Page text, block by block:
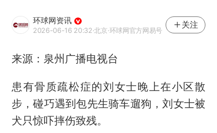
环球网资讯
2026-06-16 20:32·北京·环球网官方网易号
关注
来源：泉州广播电视台
患有骨质疏松症的刘女士晚上在小区散
步，碰巧遇到包先生骑车遛狗，刘女士被
犬只惊吓摔伤致残。